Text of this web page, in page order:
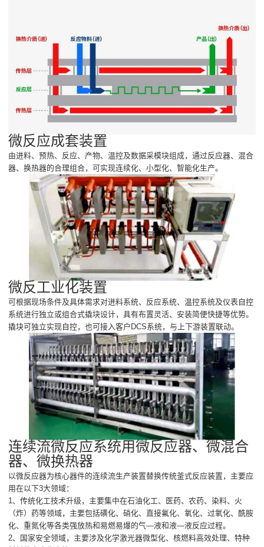
微反应成套装置
由进料、预热、反应、产物、温控及数据采模块组成，通过反应器、混合
器、换热器的合理组合，可实现连续化、小型化、智能化生产。
微反工业化装置
可根据现场条件及具体需求对进料系统、反应系统、温控系统及仪表自控
系统进行独立或组合式撬块设计，具有布置灵活、安装简便快捷等优势。
撬块可独立实现自控，也可接入客户DCS系统，与上下游装置联动。
连续流微反应系统用微反应器、微混合
器、微换热器
以微反应器为核心器件的连续流生产装置替换传统釜式反应装置，主要应
用在以下3大领域：
1、传统化工技术升级，主要集中在石油化工、医药、农药、染料、火
（炸）药等领域，主要包括磺化、硝化、直接氟化、氧化、过氧化、酰胺
化、重氮化等各类强放热和易燃易爆的气—液和液—液反应过程。
2、国家安全领域，主要涉及化学激光器微型化、核燃料高效处理、特种